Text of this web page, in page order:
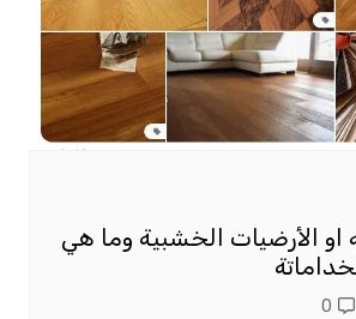
او الأرضيات الخشبية وما هي
0